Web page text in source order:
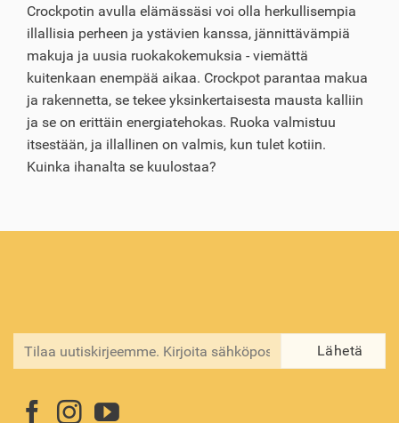
Crockpotin avulla elämässäsi voi olla herkullisempia
illallisia perheen ja ystävien kanssa, jännittävämpiä
makuja ja uusia ruokakokemuksia - viemättä
kuitenkaan enempää aikaa. Crockpot parantaa makua
ja rakennetta, se tekee yksinkertaisesta mausta kalliin
ja se on erittäin energiatehokas. Ruoka valmistuu
itsestään, ja illallinen on valmis, kun tulet kotiin.
Kuinka ihanalta se kuulostaa?